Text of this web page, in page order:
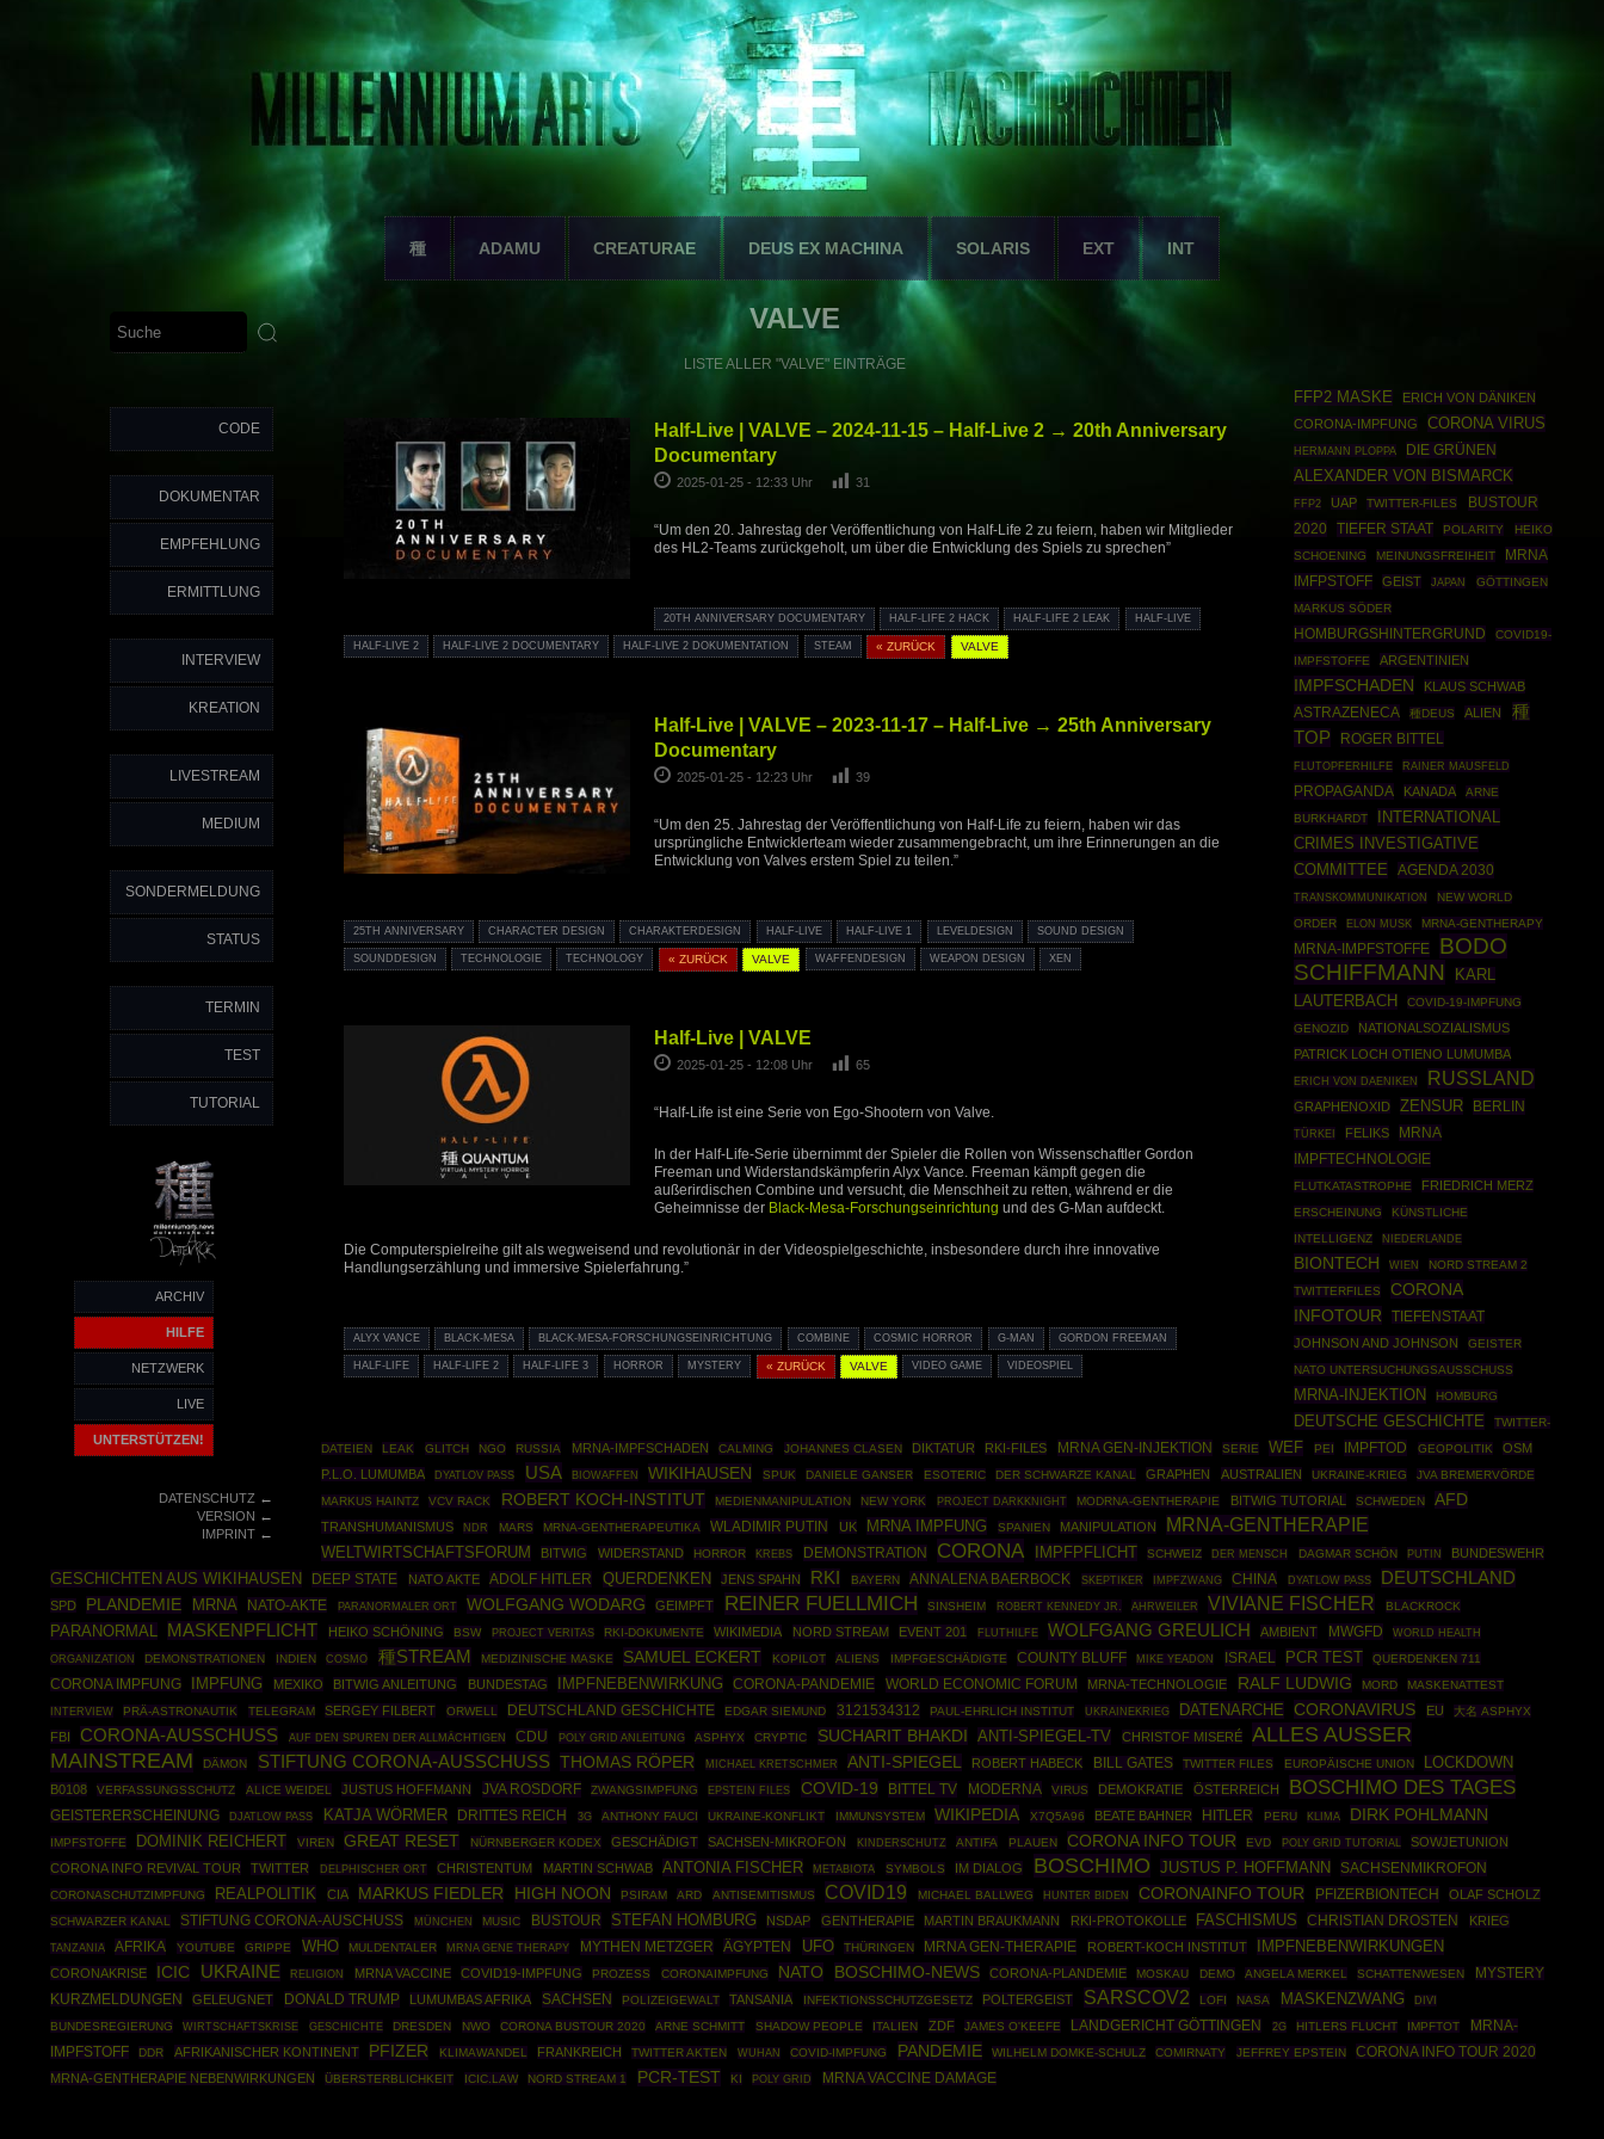
種 ADAMU CREATURAE DEUS EX MACHINA SOLARIS EXT INT
CODE
DOKUMENTAR
EMPFEHLUNG
ERMITTLUNG
INTERVIEW
KREATION
LIVESTREAM
MEDIUM
SONDERMELDUNG
STATUS
TERMIN
TEST
TUTORIAL
ARCHIV
HILFE
NETZWERK
LIVE
UNTERSTÜTZEN!
DATENSCHUTZ←
VERSION ←
IMPRINT←
VALVE
LISTE ALLER "VALVE" EINTRÄGE
Half-Live | VALVE – 2024-11-15 – Half-Live 2 → 20th Anniversary
Documentary
2025-01-25 - 12:33 Uhr 31
“Um den 20. Jahrestag der Veröffentlichung von Half-Life 2 zu feiern, haben wir Mitglieder
des HL2-Teams zurückgeholt, um über die Entwicklung des Spiels zu sprechen”
20TH ANNIVERSARY DOCUMENTARY HALF-LIFE 2 HACK HALF-LIFE 2 LEAK HALF-LIVE
HALF-LIVE 2 HALF-LIVE 2 DOCUMENTARY HALF-LIVE 2 DOKUMENTATION STEAM « ZURÜCK VALVE
Half-Live | VALVE – 2023-11-17 – Half-Live → 25th Anniversary
Documentary
2025-01-25 - 12:23 Uhr 39
“Um den 25. Jahrestag der Veröffentlichung von Half-Life zu feiern, haben wir das
ursprüngliche Entwicklerteam wieder zusammengebracht, um ihre Erinnerungen an die
Entwicklung von Valves erstem Spiel zu teilen.”
25TH ANNIVERSARY CHARACTER DESIGN CHARAKTERDESIGN HALF-LIVE HALF-LIVE 1 LEVELDESIGN SOUND DESIGN
SOUNDDESIGN TECHNOLOGIE TECHNOLOGY « ZURÜCK VALVE WAFFENDESIGN WEAPON DESIGN XEN
Half-Live | VALVE
2025-01-25 - 12:08 Uhr 65
“Half-Life ist eine Serie von Ego-Shootern von Valve.
In der Half-Life-Serie übernimmt der Spieler die Rollen von Wissenschaftler Gordon
Freeman und Widerstandskämpferin Alyx Vance. Freeman kämpft gegen die
außerirdischen Combine und versucht, die Menschheit zu retten, während er die
Geheimnisse der Black-Mesa-Forschungseinrichtung und des G-Man aufdeckt.
Die Computerspielreihe gilt als wegweisend und revolutionär in der Videospielgeschichte, insbesondere durch ihre innovative
Handlungserzählung und immersive Spielerfahrung.”
ALYX VANCE BLACK-MESA BLACK-MESA-FORSCHUNGSEINRICHTUNG COMBINE COSMIC HORROR G-MAN GORDON FREEMAN
HALF-LIFE HALF-LIFE 2 HALF-LIFE 3 HORROR MYSTERY « ZURÜCK VALVE VIDEO GAME VIDEOSPIEL
FFP2 MASKE
ERICH VON DÄNIKEN
CORONA-IMPFUNG
CORONA VIRUS
HERMANN PLOPPA DIE GRÜNEN
ALEXANDER VON BISMARCK
FFP2 UAP TWITTER-FILES
BUSTOUR
2020
TIEFER STAAT POLARITY
HEIKO
SCHOENING
MEINUNGSFREIHEIT
MRNA
IMFPSTOFF
GEIST JAPAN
GÖTTINGEN
MARKUS SÖDER
HOMBURGSHINTERGRUND
COVID19-
IMPFSTOFFE
ARGENTINIEN
IMPFSCHADEN KLAUS SCHWAB
ASTRAZENECA 種DEUS ALIEN
種
TOP
ROGER BITTEL
FLUTOPFERHILFE RAINER MAUSFELD
PROPAGANDA KANADA
ARNE
BURKHARDT
INTERNATIONAL
CRIMES INVESTIGATIVE
COMMITTEE
AGENDA 2030
TRANSKOMMUNIKATION
NEW WORLD
ORDER
ELON MUSK MRNA-GENTHERAPY
MRNA-IMPFSTOFFE
BODO
SCHIFFMANN
KARL
LAUTERBACH
COVID-19-IMPFUNG
GENOZID
NATIONALSOZIALISMUS
PATRICK LOCH OTIENO LUMUMBA
ERICH VON DAENIKEN RUSSLAND
GRAPHENOXID ZENSUR BERLIN
TÜRKEI FELIKS
MRNA
IMPFTECHNOLOGIE
FLUTKATASTROPHE FRIEDRICH MERZ
ERSCHEINUNG
KÜNSTLICHE
INTELLIGENZ
NIEDERLANDE
BIONTECH WIEN
NORD STREAM 2
TWITTERFILES
CORONA
INFOTOUR
TIEFENSTAAT
JOHNSON AND JOHNSON
GEISTER
NATO UNTERSUCHUNGSAUSSCHUSS
MRNA-INJEKTION HOMBURG
DEUTSCHE GESCHICHTE
TWITTER-
DATEIEN
LEAK GLITCH NGO RUSSIA MRNA-IMPFSCHADEN CALMING JOHANNES CLASEN DIKTATUR RKI-FILES MRNA GEN-INJEKTION SERIE WEF PEI IMPFTOD GEOPOLITIK
OSM
P.L.O. LUMUMBA
DYATLOV PASS USA BIOWAFFEN WIKIHAUSEN SPUK DANIELE GANSER ESOTERIC DER SCHWARZE KANAL GRAPHEN AUSTRALIEN UKRAINE-KRIEG
JVA BREMERVÖRDE
MARKUS HAINTZ
VCV RACK ROBERT KOCH-INSTITUT MEDIENMANIPULATION NEW YORK PROJECT DARKKNIGHT MODRNA-GENTHERAPIE BITWIG TUTORIAL SCHWEDEN AFD
TRANSHUMANISMUS NDR MARS MRNA-GENTHERAPEUTIKA WLADIMIR PUTIN UK MRNA IMPFUNG SPANIEN MANIPULATION MRNA-GENTHERAPIE
WELTWIRTSCHAFTSFORUM BITWIG WIDERSTAND HORROR KREBS DEMONSTRATION CORONA IMPFPFLICHT SCHWEIZ DER MENSCH DAGMAR SCHÖN PUTIN BUNDESWEHR
GESCHICHTEN AUS WIKIHAUSEN DEEP STATE NATO AKTE ADOLF HITLER QUERDENKEN JENS SPAHN RKI BAYERN ANNALENA BAERBOCK SKEPTIKER IMPFZWANG CHINA DYATLOW PASS DEUTSCHLAND
SPD PLANDEMIE MRNA NATO-AKTE PARANORMALER ORT WOLFGANG WODARG GEIMPFT REINER FUELLMICH SINSHEIM ROBERT KENNEDY JR. AHRWEILER VIVIANE FISCHER BLACKROCK
PARANORMAL MASKENPFLICHT HEIKO SCHÖNING BSW PROJECT VERITAS RKI-DOKUMENTE WIKIMEDIA NORD STREAM EVENT 201 FLUTHILFE WOLFGANG GREULICH AMBIENT MWGFD
WORLD HEALTH
ORGANIZATION
DEMONSTRATIONEN INDIEN COSMO 種STREAM MEDIZINISCHE MASKE SAMUEL ECKERT KOPILOT ALIENS IMPFGESCHÄDIGTE COUNTY BLUFF MIKE YEADON ISRAEL PCR TEST QUERDENKEN 711
CORONA IMPFUNG IMPFUNG MEXIKO BITWIG ANLEITUNG BUNDESTAG IMPFNEBENWIRKUNG CORONA-PANDEMIE WORLD ECONOMIC FORUM MRNA-TECHNOLOGIE RALF LUDWIG MORD MASKENATTEST
INTERVIEW PRÄ-ASTRONAUTIK TELEGRAM SERGEY FILBERT ORWELL DEUTSCHLAND GESCHICHTE EDGAR SIEMUND 3121534312 PAUL-EHRLICH INSTITUT UKRAINEKRIEG DATENARCHE CORONAVIRUS EU 大名 ASPHYX
FBI CORONA-AUSSCHUSS AUF DEN SPUREN DER ALLMÄCHTIGEN CDU POLY GRID ANLEITUNG ASPHYX CRYPTIC SUCHARIT BHAKDI ANTI-SPIEGEL-TV CHRISTOF MISERÉ
ALLES AUSSER
MAINSTREAM
DÄMON STIFTUNG CORONA-AUSSCHUSS THOMAS RÖPER MICHAEL KRETSCHMER ANTI-SPIEGEL ROBERT HABECK BILL GATES TWITTER FILES EUROPÄISCHE UNION LOCKDOWN
B0108 VERFASSUNGSSCHUTZ ALICE WEIDEL JUSTUS HOFFMANN JVA ROSDORF ZWANGSIMPFUNG EPSTEIN FILES COVID-19 BITTEL TV MODERNA VIRUS DEMOKRATIE ÖSTERREICH BOSCHIMO DES TAGES
GEISTERERSCHEINUNG DJATLOW PASS KATJA WÖRMER DRITTES REICH 3G ANTHONY FAUCI UKRAINE-KONFLIKT IMMUNSYSTEM WIKIPEDIA X7Q5A96 BEATE BAHNER HITLER PERU KLIMA DIRK POHLMANN
IMPFSTOFFE DOMINIK REICHERT VIREN GREAT RESET NÜRNBERGER KODEX GESCHÄDIGT SACHSEN-MIKROFON KINDERSCHUTZ ANTIFA PLAUEN CORONA INFO TOUR EVD POLY GRID TUTORIAL
SOWJETUNION
CORONA INFO REVIVAL TOUR
TWITTER DELPHISCHER ORT CHRISTENTUM MARTIN SCHWAB ANTONIA FISCHER METABIOTA SYMBOLS IM DIALOG BOSCHIMO JUSTUS P. HOFFMANN SACHSENMIKROFON
CORONASCHUTZIMPFUNG REALPOLITIK CIA MARKUS FIEDLER HIGH NOON PSIRAM ARD ANTISEMITISMUS COVID19 MICHAEL BALLWEG HUNTER BIDEN CORONAINFO TOUR PFIZERBIONTECH OLAF SCHOLZ
SCHWARZER KANAL STIFTUNG CORONA-AUSCHUSS MÜNCHEN MUSIC BUSTOUR STEFAN HOMBURG NSDAP GENTHERAPIE MARTIN BRAUKMANN RKI-PROTOKOLLE FASCHISMUS CHRISTIAN DROSTEN KRIEG
TANZANIA AFRIKA YOUTUBE GRIPPE WHO MULDENTALER MRNA GENE THERAPY MYTHEN METZGER ÄGYPTEN UFO THÜRINGEN MRNA GEN-THERAPIE ROBERT-KOCH INSTITUT IMPFNEBENWIRKUNGEN
CORONAKRISE ICIC UKRAINE RELIGION MRNA VACCINE COVID19-IMPFUNG PROZESS CORONAIMPFUNG NATO BOSCHIMO-NEWS CORONA-PLANDEMIE MOSKAU DEMO ANGELA MERKEL SCHATTENWESEN
MYSTERY
KURZMELDUNGEN
GELEUGNET DONALD TRUMP LUMUMBAS AFRIKA SACHSEN POLIZEIGEWALT TANSANIA INFEKTIONSSCHUTZGESETZ POLTERGEIST SARSCOV2 LOFI NASA MASKENZWANG DIVI
BUNDESREGIERUNG WIRTSCHAFTSKRISE GESCHICHTE DRESDEN NWO CORONA BUSTOUR 2020 ARNE SCHMITT SHADOW PEOPLE ITALIEN ZDF JAMES O'KEEFE LANDGERICHT GÖTTINGEN 2G HITLERS FLUCHT IMPFTOT
MRNA-
IMPFSTOFF
DDR AFRIKANISCHER KONTINENT PFIZER KLIMAWANDEL FRANKREICH TWITTER AKTEN WUHAN COVID-IMPFUNG PANDEMIE WILHELM DOMKE-SCHULZ COMIRNATY JEFFREY EPSTEIN CORONA INFO TOUR 2020
MRNA-GENTHERAPIE NEBENWIRKUNGEN ÜBERSTERBLICHKEIT ICIC.LAW NORD STREAM 1 PCR-TEST KI POLY GRID MRNA VACCINE DAMAGE